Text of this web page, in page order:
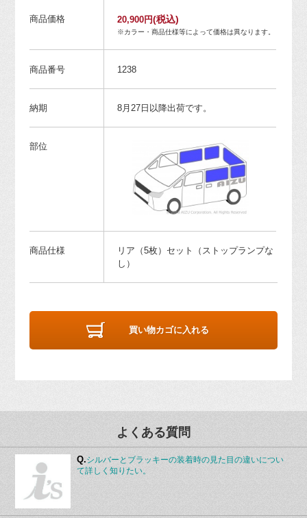
商品価格 20,900円(税込)
※カラー・商品仕様等によって価格は異なります。
商品番号 1238
納期 8月27日以降出荷です。
部位
商品仕様
リア（5枚）セット（ストップランプな
し）
買い物カゴに入れる
よくある質問
Q.シルバーとブラッキーの装着時の見た目の違いについ
て詳しく知りたい。